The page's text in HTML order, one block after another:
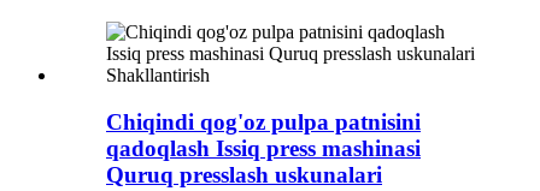
Chiqindi qog'oz pulpa patnisini
qadoqlash Issiq press mashinasi
Quruq presslash uskunalari